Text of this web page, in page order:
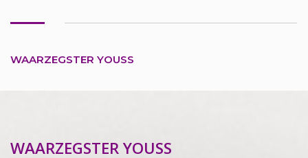
WAARZEGSTER YOUSS
WAARZEGSTER YOUSS